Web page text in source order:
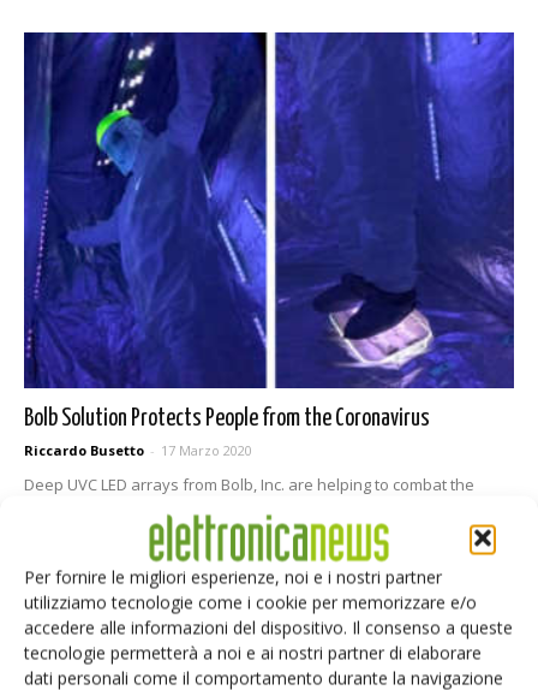
Per fornire le migliori esperienze, noi e i nostri partner
utilizziamo tecnologie come i cookie per memorizzare e/o
accedere alle informazioni del dispositivo. Il consenso a queste
tecnologie permetterà a noi e ai nostri partner di elaborare
dati personali come il comportamento durante la navigazione
Bolb Solution Protects People from the Coronavirus
Riccardo Busetto - 17 Marzo 2020
Deep UVC LED arrays from Bolb, Inc. are helping to combat the
coronavirus epidemic in the Chinese metropolis of Wuhan